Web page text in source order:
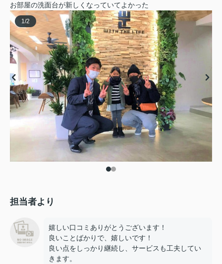
お部屋の洗面台が新しくなっていてよかった
1/2
担当者より
嬉しい口コミありがとうございます！
良いことばかりで、嬉しいです！
良い点をしっかり継続し、サービスも工夫してい
きます。